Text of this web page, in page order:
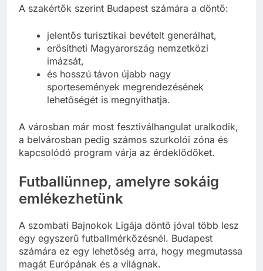
A szakértők szerint Budapest számára a döntő:
jelentős turisztikai bevételt generálhat,
erősítheti Magyarország nemzetközi
imázsát,
és hosszú távon újabb nagy
sportesemények megrendezésének
lehetőségét is megnyithatja.
A városban már most fesztiválhangulat uralkodik,
a belvárosban pedig számos szurkolói zóna és
kapcsolódó program várja az érdeklődőket.
Futballünnep, amelyre sokáig
emlékezhetünk
A szombati Bajnokok Ligája döntő jóval több lesz
egy egyszerű futballmérkőzésnél. Budapest
számára ez egy lehetőség arra, hogy megmutassa
magát Európának és a világnak.